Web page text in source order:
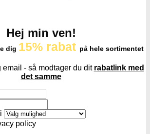
Hej min ven!
dig 15% rabat på hele sortimentet
email - så modtager du dit rabatlink med
det samme
policy